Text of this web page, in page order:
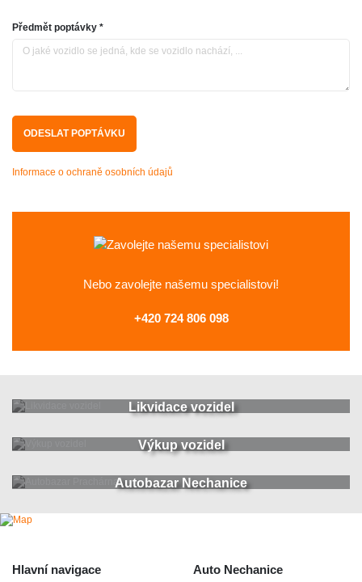
Předmět poptávky *
Informace o ochraně osobních údajů
Nebo zavolejte našemu specialistovi!
+420 724 806 098
Likvidace vozidel
Výkup vozidel
Autobazar Nechanice
Hlavní navigace Auto Nechanice